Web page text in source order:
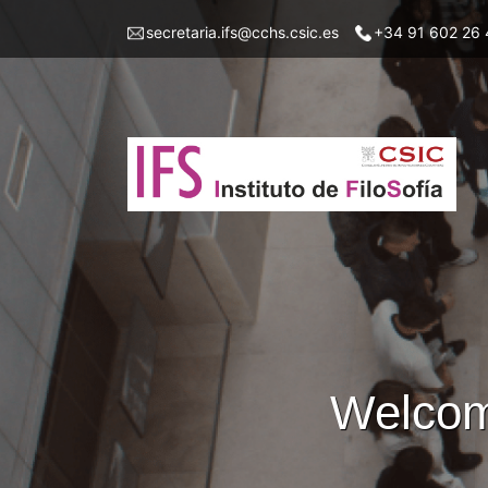
Menusecretaria.ifs@cchs.csic.es +34 91 602 26